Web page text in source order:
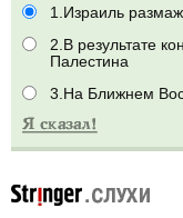
1.Израиль
2.В результате
Палестина
3.На Ближнем